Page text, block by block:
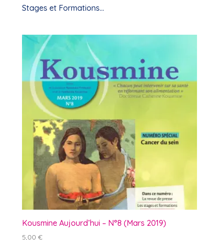
Stages et Formations...
Kousmine Aujourd’hui – N°8 (Mars 2019)
5,00 €